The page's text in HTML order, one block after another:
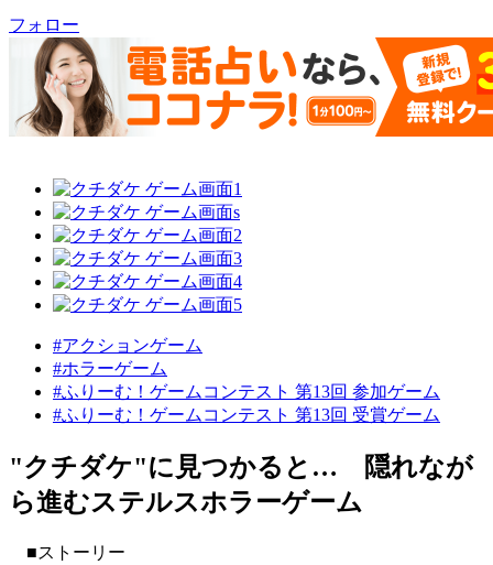
フォロー
#アクションゲーム
#ホラーゲーム
#ふりーむ！ゲームコンテスト 第13回 参加ゲーム
#ふりーむ！ゲームコンテスト 第13回 受賞ゲーム
"クチダケ"に見つかると… 隠れなが
ら進むステルスホラーゲーム
■ストーリー